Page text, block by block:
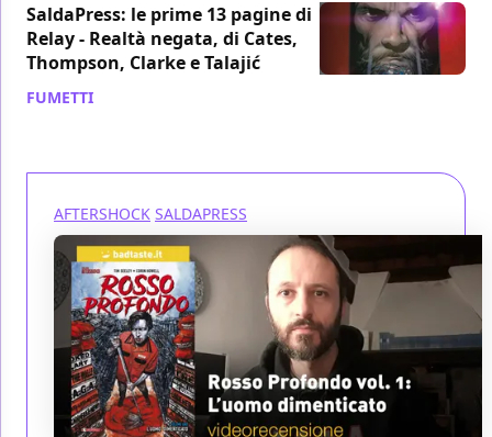
SaldaPress: le prime 13 pagine di
Relay - Realtà negata, di Cates,
Thompson, Clarke e Talajić
FUMETTI
AFTERSHOCK SALDAPRESS